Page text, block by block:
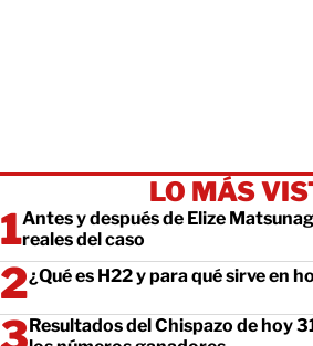
LO MÁS
Antes y después de Elize
reales del caso
¿Qué es H22 y para qué sirve en
Resultados del Chispazo de hoy